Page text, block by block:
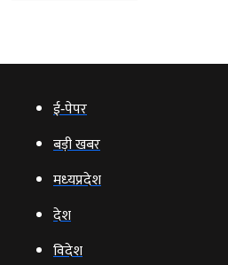
ई‑पेपर
बड़ी खबर
मध्‍यप्रदेश
देश
विदेश